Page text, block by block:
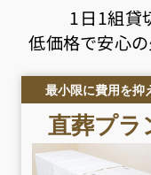
1日1組貸
低価格で安心
最小限に費用を抑
直葬プラ